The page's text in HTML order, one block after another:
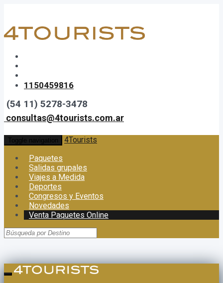
1150459816
(54 11) 5278-3478
consultas@4tourists.com.ar
Toggle navigation
4Tourists
Paquetes
Salidas grupales
Viajes a Medida
Deportes
Congresos y Eventos
Novedades
Venta Paquetes Online